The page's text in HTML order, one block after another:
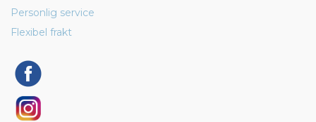
Personlig service
Flexibel frakt